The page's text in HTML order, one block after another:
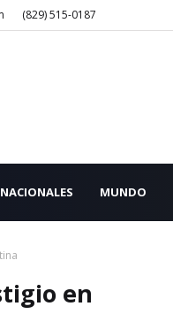
(829) 515-0187
NACIONALES MUNDO
en